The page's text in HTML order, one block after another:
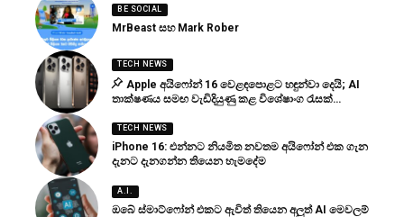
BE SOCIAL
MrBeast සහ Mark Rober
TECH NEWS
Apple අයිෆෝන් 16 වෙළඳපොළට හඳුන්වා දෙයි; AI
තාක්ෂණය සමඟ වැඩිදියුණු කළ විශේෂාංග රැසක්…
TECH NEWS
iPhone 16: එන්නට නියමිත නවතම අයිෆෝන් එක ගැන
දැනට දැනගන්න තියෙන හැමදේම
A.I.
ඔබේ ස්මාට්ෆෝන් එකට ඇවිත් තියෙන අලුත් AI මෙවලම්